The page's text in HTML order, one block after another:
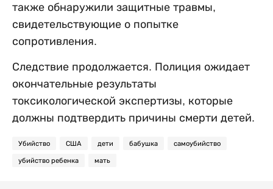
также обнаружили защитные травмы,
свидетельствующие о попытке
сопротивления.
Следствие продолжается. Полиция ожидает
окончательные результаты
токсикологической экспертизы, которые
должны подтвердить причины смерти детей.
Убийство США дети бабушка самоубийство
убийство ребенка мать